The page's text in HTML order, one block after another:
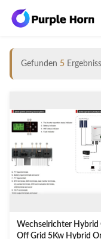
Gefunden 5
Wechselrichter Hybrid
Off Grid 5Kw Hybrid